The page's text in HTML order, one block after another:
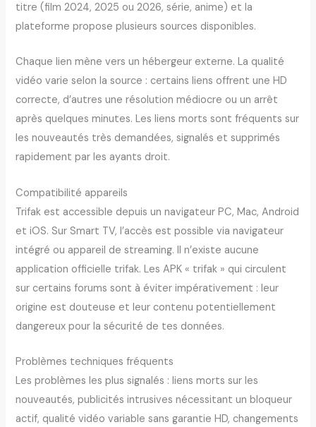
titre (film 2024, 2025 ou 2026, série, anime) et la
plateforme propose plusieurs sources disponibles.
Chaque lien mène vers un hébergeur externe. La qualité
vidéo varie selon la source : certains liens offrent une HD
correcte, d’autres une résolution médiocre ou un arrêt
après quelques minutes. Les liens morts sont fréquents sur
les nouveautés très demandées, signalés et supprimés
rapidement par les ayants droit.
Compatibilité appareils
Trifak est accessible depuis un navigateur PC, Mac, Android
et iOS. Sur Smart TV, l’accès est possible via navigateur
intégré ou appareil de streaming. Il n’existe aucune
application officielle trifak. Les APK « trifak » qui circulent
sur certains forums sont à éviter impérativement : leur
origine est douteuse et leur contenu potentiellement
dangereux pour la sécurité de tes données.
Problèmes techniques fréquents
Les problèmes les plus signalés : liens morts sur les
nouveautés, publicités intrusives nécessitant un bloqueur
actif, qualité vidéo variable sans garantie HD, changements